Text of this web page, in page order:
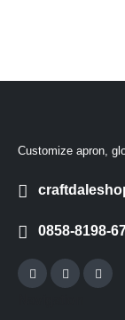
Customize apron,
0858-8198-